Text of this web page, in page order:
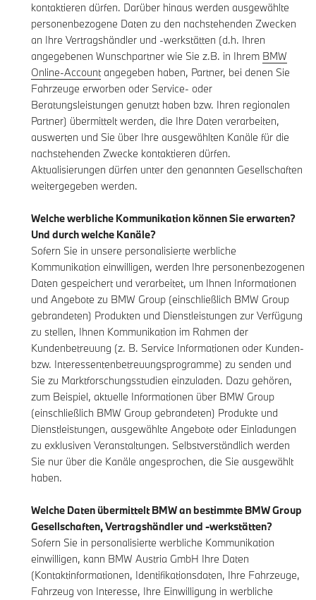
kontaktieren dürfen. Darüber hinaus werden ausgewählte
personenbezogene Daten zu den nachstehenden Zwecken
an Ihre Vertragshändler und -werkstätten (d.h. Ihren
angegebenen Wunschpartner wie Sie z.B. in Ihrem BMW
Online-Accountangegeben haben, Partner, bei denen Sie
Fahrzeuge erworben oder Service- oder
Beratungsleistungen genutzt haben bzw. Ihren regionalen
Partner) übermittelt werden, die Ihre Daten verarbeiten,
auswerten und Sie über Ihre ausgewählten Kanäle für die
nachstehenden Zwecke kontaktieren dürfen.
Aktualisierungen dürfen unter den genannten Gesellschaften
weitergegeben werden.
Welche werbliche Kommunikation können Sie erwarten?
Und durch welche Kanäle?
Sofern Sie in unsere personalisierte werbliche
Kommunikation einwilligen, werden Ihre personenbezogenen
Daten gespeichert und verarbeitet, um Ihnen Informationen
und Angebote zu BMW Group (einschließlich BMW Group
gebrandeten) Produkten und Dienstleistungen zur Verfügung
zu stellen, Ihnen Kommunikation im Rahmen der
Kundenbetreuung (z. B. Service Informationen oder Kunden-
bzw. Interessentenbetreuungsprogramme) zu senden und
Sie zu Marktforschungsstudien einzuladen. Dazu gehören,
zum Beispiel, aktuelle Informationen über BMW Group
(einschließlich BMW Group gebrandeten) Produkte und
Dienstleistungen, ausgewählte Angebote oder Einladungen
zu exklusiven Veranstaltungen. Selbstverständlich werden
Sie nur über die Kanäle angesprochen, die Sie ausgewählt
haben.
Welche Daten übermittelt BMW an bestimmte BMW Group
Gesellschaften, Vertragshändler und -werkstätten?
Sofern Sie in personalisierte werbliche Kommunikation
einwilligen, kann BMW Austria GmbH Ihre Daten
(Kontaktinformationen, Identifikationsdaten, Ihre Fahrzeuge,
Fahrzeug von Interesse, Ihre Einwilligung in werbliche